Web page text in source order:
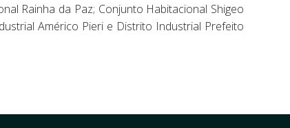
Rainha da Paz; Conjunto Habitacional Shigeo
Américo Pieri e Distrito Industrial Prefeito